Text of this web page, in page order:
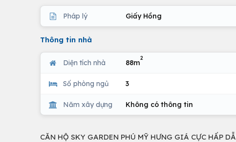
Pháp lý Giấy Hồng
Thông tin nhà
Diện tích nhà 88m
2
Số phòng ngủ 3
Năm xây dựng Không có thông tin
CĂN HỘ SKY GARDEN PHÚ MỸ HƯNG GIÁ CỰC